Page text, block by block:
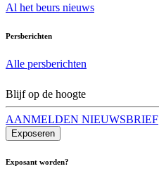
Al het beurs nieuws
Persberichten
Alle persberichten
Blijf op de hoogte
AANMELDEN NIEUWSBRIEF
Exposeren
Exposant worden?